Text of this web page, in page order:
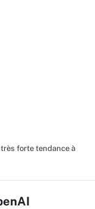
très forte tendance à